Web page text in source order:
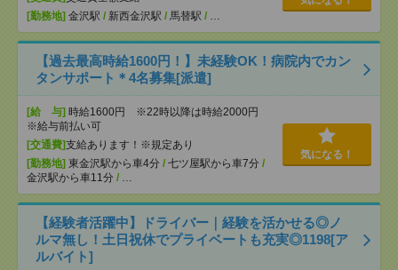
[勤務地] 金沢駅 / 新西金沢駅 / 馬替駅 / …
【過去最高時給1600円！】未経験OK！病院内でカン
タンサポート＊4名募集[派遣]
[給 与] 時給1600円 ※22時以降は時給2000円
※給与前払い可
[交通費]支給あります！※規定あり
[勤務地] 東金沢駅から車4分 / 七ツ屋駅から車7分 /
金沢駅から車11分 / …
気になる！
【経験者活躍中】ドライバー｜経験を活かせる◎ノ
ルマ無し！土日祝休でプライベートも充実◎1198[ア
ルバイト]